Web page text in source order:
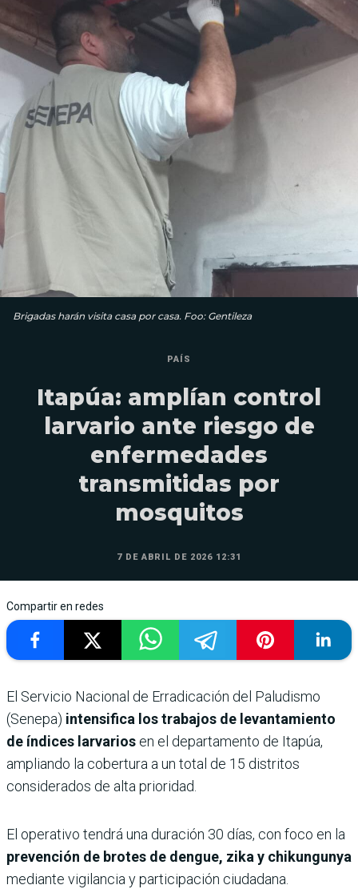
Brigadas harán visita casa por casa. Foo: Gentileza
PAÍS
Itapúa: amplían control
larvario ante riesgo de
enfermedades
transmitidas por
mosquitos
7 DE ABRIL DE 2026 12:31
Compartir en redes
El Servicio Nacional de Erradicación del Paludismo
(Senepa) intensifica los trabajos de levantamiento
de índices larvarios en el departamento de Itapúa,
ampliando la cobertura a un total de 15 distritos
considerados de alta prioridad.
El operativo tendrá una duración 30 días, con foco en la
prevención de brotes de dengue, zika y chikungunya
mediante vigilancia y participación ciudadana.